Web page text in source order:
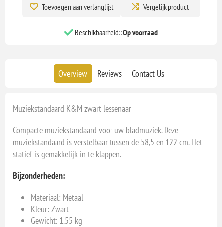
Toevoegen aan verlanglijst Vergelijk product
Beschikbaarheid::Op voorraad
Overview Reviews Contact Us
Muziekstandaard K&M zwart lessenaar
Compacte muziekstandaard voor uw bladmuziek. Deze
muziekstandaard is verstelbaar tussen de 58,5 en 122 cm. Het
statief is gemakkelijk in te klappen.
Bijzonderheden:
Materiaal: Metaal
Kleur: Zwart
Gewicht: 1.55 kg